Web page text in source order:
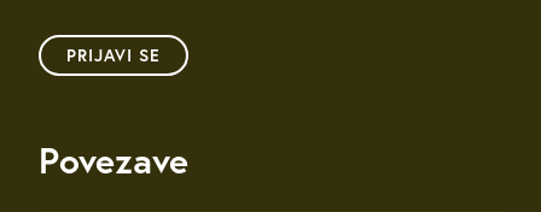
PRIJAVI SE
Povezave